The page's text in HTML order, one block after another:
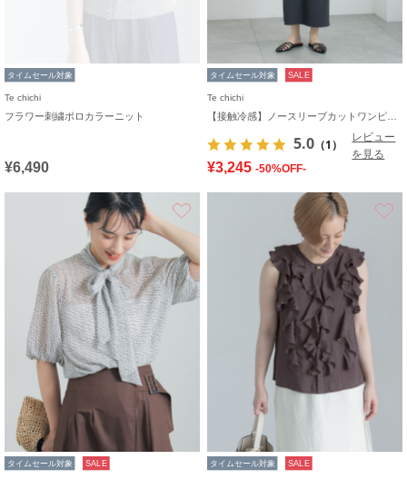
タイムセール対象
Te chichi
フラワー刺繍ポロカラーニット
¥6,490
タイムセール対象 SALE
Te chichi
5.0 （1）
レビュー
を見る
¥3,245 -50%OFF-
タイムセール対象 SALE タイムセール対象 SALE